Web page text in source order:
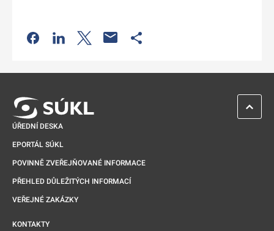
Odkaz se otevře na nové kartě
Odkaz se otevře na nové kartě
Odkaz se otevře na nové kartě
ÚŘEDNÍ DESKA
EPORTÁL SÚKL
POVINNĚ ZVEŘEJŇOVANÉ INFORMACE
PŘEHLED DŮLEŽITÝCH INFORMACÍ
VEŘEJNÉ ZAKÁZKY
KONTAKTY
ZPĚT